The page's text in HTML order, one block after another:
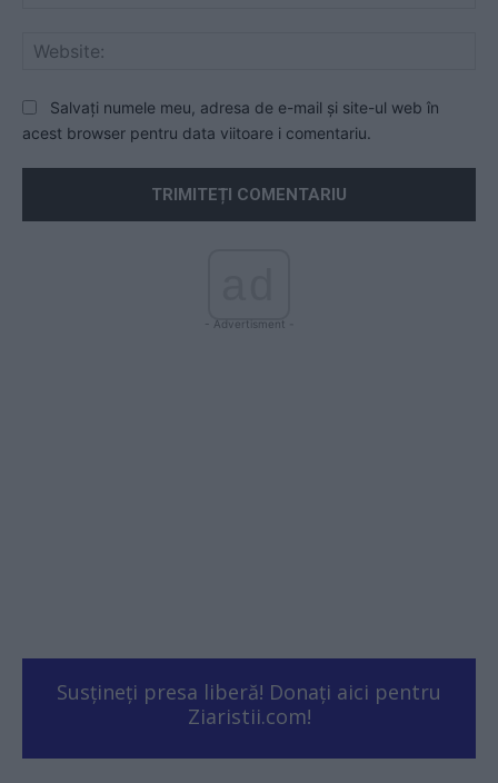
Salvați numele meu, adresa de e-mail și site-ul web în
acest browser pentru data viitoare i comentariu.
- Advertisment -
Susțineți presa liberă! Donați aici pentru
Ziaristii.com!